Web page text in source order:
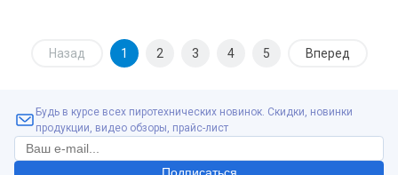
Назад 1 2 3 4 5 Вперед
Будь в курсе всех пиротехнических новинок. Скидки, новинки
продукции, видео обзоры, прайс-лист